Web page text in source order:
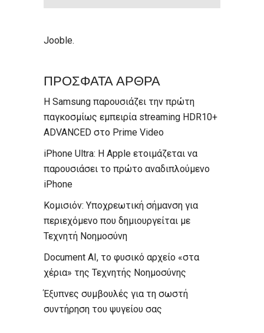
Jooble.
ΠΡΟΣΦΑΤΑ ΑΡΘΡΑ
Η Samsung παρουσιάζει την πρώτη
παγκοσμίως εμπειρία streaming HDR10+
ADVANCED στο Prime Video
iPhone Ultra: Η Apple ετοιμάζεται να
παρουσιάσει το πρώτο αναδιπλούμενο
iPhone
Κομισιόν: Υποχρεωτική σήμανση για
περιεχόμενο που δημιουργείται με
Τεχνητή Νοημοσύνη
Document AI, το φυσικό αρχείο «στα
χέρια» της Τεχνητής Νοημοσύνης
Έξυπνες συμβουλές για τη σωστή
συντήρηση του ψυγείου σας